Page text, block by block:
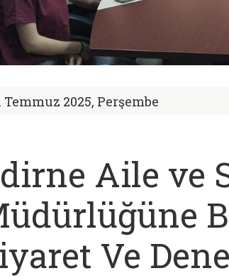
Temmuz 2025, Perşembe
Aile ve
Ve